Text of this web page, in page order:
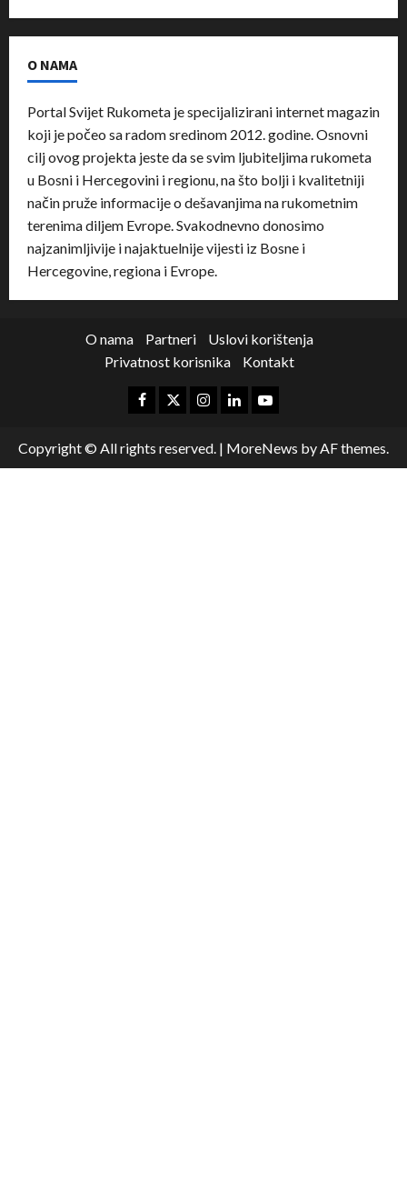
O NAMA
Portal Svijet Rukometa je specijalizirani internet magazin
koji je počeo sa radom sredinom 2012. godine. Osnovni
cilj ovog projekta jeste da se svim ljubiteljima rukometa
u Bosni i Hercegovini i regionu, na što bolji i kvalitetniji
način pruže informacije o dešavanjima na rukometnim
terenima diljem Evrope. Svakodnevno donosimo
najzanimljivije i najaktuelnije vijesti iz Bosne i
Hercegovine, regiona i Evrope.
O nama Partneri
Uslovi korištenja
Privatnost korisnika
Kontakt
Copyright © All rights reserved. | MoreNews by AF themes.